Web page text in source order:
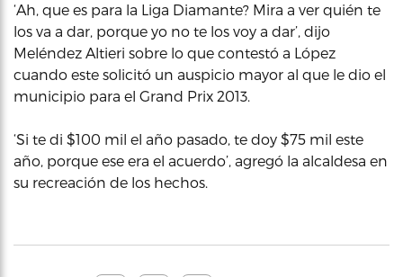
‘Ah, que es para la Liga Diamante? Mira a ver quién te
los va a dar, porque yo no te los voy a dar’, dijo
Meléndez Altieri sobre lo que contestó a López
cuando este solicitó un auspicio mayor al que le dio el
municipio para el Grand Prix 2013.
‘Si te di $100 mil el año pasado, te doy $75 mil este
año, porque ese era el acuerdo’, agregó la alcaldesa en
su recreación de los hechos.